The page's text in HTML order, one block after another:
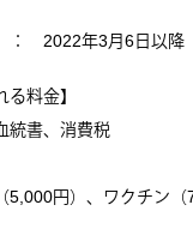
： 2022年3月6日以降
る料金】
統書、消費税
円）、ワクチン（